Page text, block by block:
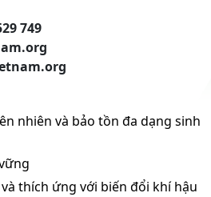
749
nhiên và bảo tồn đa dạng sinh
thích ứng với biến đổi khí hậu